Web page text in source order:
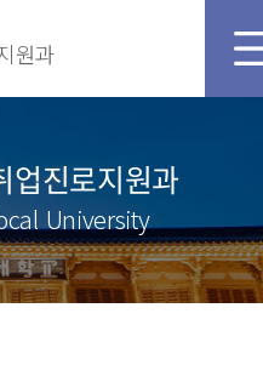
원과
업진로지원과
University